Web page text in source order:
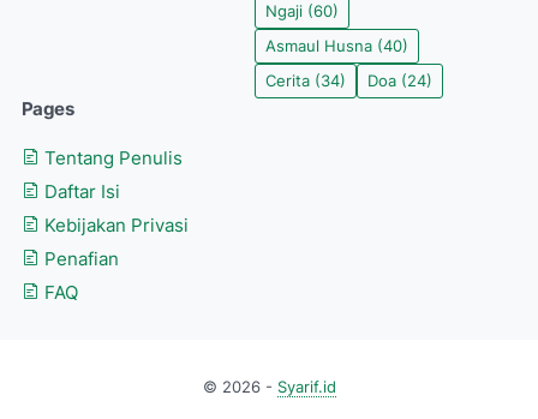
Ngaji (60)
Asmaul Husna (40)
Cerita (34) Doa (24)
Pages
Tentang Penulis
Daftar Isi
Kebijakan Privasi
Penafian
FAQ
© 2026 - Syarif.id